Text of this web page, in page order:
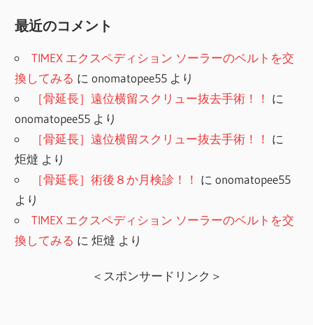
最近のコメント
TIMEX エクスペディション ソーラーのベルトを交
換してみる にonomatopee55 より
［骨延長］遠位横留スクリュー抜去手術！！ に
onomatopee55 より
［骨延長］遠位横留スクリュー抜去手術！！ に
炬燵 より
［骨延長］術後８か月検診！！ にonomatopee55
より
TIMEX エクスペディション ソーラーのベルトを交
換してみる に炬燵 より
＜スポンサードリンク＞